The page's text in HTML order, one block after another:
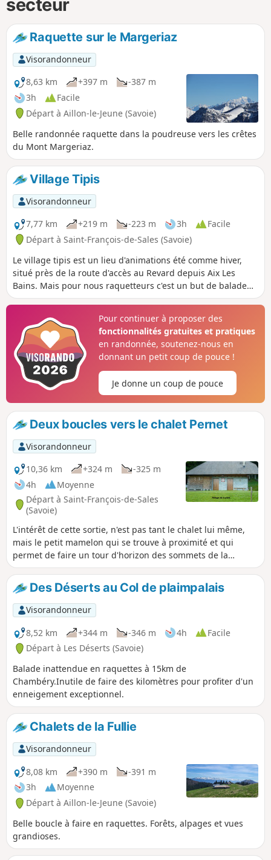
secteur
Raquette sur le Margeriaz
Visorandonneur
8,63 km
+397 m
-387 m
3h
Facile
Départ à Aillon-le-Jeune (Savoie)
Belle randonnée raquette dans la poudreuse vers les crêtes
du Mont Margeriaz.
Village Tipis
Visorandonneur
7,77 km
+219 m -223 m 3h
Facile
Départ à Saint-François-de-Sales (Savoie)
Le village tipis est un lieu d'animations été comme hiver,
situé près de la route d'accès au Revard depuis Aix Les
Bains. Mais pour nous raquetteurs c'est un but de balade
sur l'agréable plateau Savoie Grand Revard en partant du
Pour continuer à proposer des
fonctionnalités gratuites et pratiques
en randonnée, soutenez-nous en
donnant un petit coup de pouce !
Je donne un coup de pouce
Deux boucles vers le chalet Pernet
Visorandonneur
10,36 km
+324 m
-325 m
4h
Moyenne
Départ à Saint-François-de-Sales
(Savoie)
L'intérêt de cette sortie, n'est pas tant le chalet lui même,
mais le petit mamelon qui se trouve à proximité et qui
permet de faire un tour d'horizon des sommets de la
région. C'est aussi l’occasion de faire une belle randonnée
sur le plateau.
Des Déserts au Col de plaimpalais
Visorandonneur
8,52 km
+344 m -346 m 4h
Facile
Départ à Les Déserts (Savoie)
Balade inattendue en raquettes à 15km de
Chambéry.Inutile de faire des kilomètres pour profiter d'un
enneigement exceptionnel.
Chalets de la Fullie
Visorandonneur
8,08 km
+390 m
-391 m
3h
Moyenne
Départ à Aillon-le-Jeune (Savoie)
Belle boucle à faire en raquettes. Forêts, alpages et vues
grandioses.